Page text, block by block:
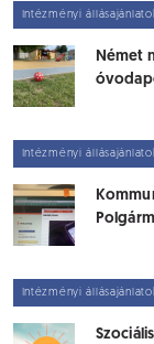
Intézményi
Német
Intézményi
Intézményi